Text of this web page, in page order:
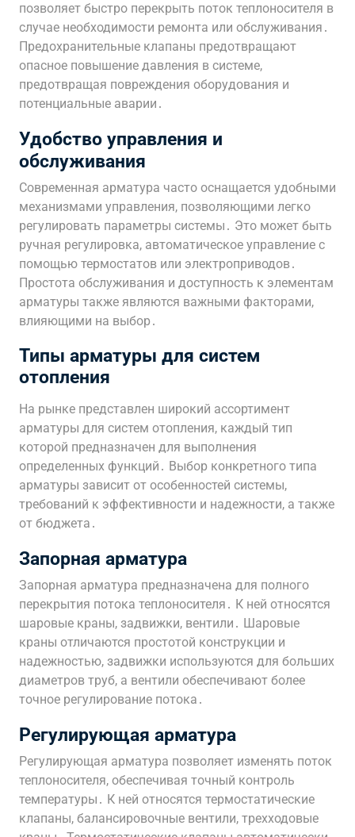
позволяет быстро перекрыть поток теплоносителя в
случае необходимости ремонта или обслуживания․
Предохранительные клапаны предотвращают
опасное повышение давления в системе,
предотвращая повреждения оборудования и
потенциальные аварии․
Удобство управления и
обслуживания
Современная арматура часто оснащается удобными
механизмами управления, позволяющими легко
регулировать параметры системы․ Это может быть
ручная регулировка, автоматическое управление с
помощью термостатов или электроприводов․
Простота обслуживания и доступность к элементам
арматуры также являются важными факторами,
влияющими на выбор․
Типы арматуры для систем
отопления
На рынке представлен широкий ассортимент
арматуры для систем отопления, каждый тип
которой предназначен для выполнения
определенных функций․ Выбор конкретного типа
арматуры зависит от особенностей системы,
требований к эффективности и надежности, а также
от бюджета․
Запорная арматура
Запорная арматура предназначена для полного
перекрытия потока теплоносителя․ К ней относятся
шаровые краны, задвижки, вентили․ Шаровые
краны отличаются простотой конструкции и
надежностью, задвижки используются для больших
диаметров труб, а вентили обеспечивают более
точное регулирование потока․
Регулирующая арматура
Регулирующая арматура позволяет изменять поток
теплоносителя, обеспечивая точный контроль
температуры․ К ней относятся термостатические
клапаны, балансировочные вентили, трехходовые